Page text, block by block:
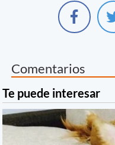
Comentarios